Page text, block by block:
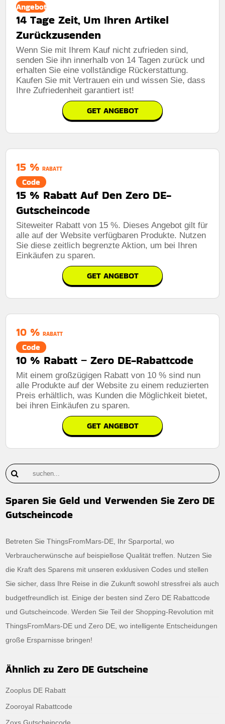
Angebot
14 Tage Zeit, Um Ihren Artikel
Zurückzusenden
Wenn Sie mit Ihrem Kauf nicht zufrieden sind,
senden Sie ihn innerhalb von 14 Tagen zurück und
erhalten Sie eine vollständige Rückerstattung.
Kaufen Sie mit Vertrauen ein und wissen Sie, dass
Ihre Zufriedenheit garantiert ist!
GET ANGEBOT
15 % RABATT
Code
15 % Rabatt Auf Den Zero DE-
Gutscheincode
Siteweiter Rabatt von 15 %. Dieses Angebot gilt für
alle auf der Website verfügbaren Produkte. Nutzen
Sie diese zeitlich begrenzte Aktion, um bei Ihren
Einkäufen zu sparen.
GET ANGEBOT
10 % RABATT
Code
10 % Rabatt – Zero DE-Rabattcode
Mit einem großzügigen Rabatt von 10 % sind nun
alle Produkte auf der Website zu einem reduzierten
Preis erhältlich, was Kunden die Möglichkeit bietet,
bei ihren Einkäufen zu sparen.
GET ANGEBOT
Sparen Sie Geld und Verwenden Sie Zero DE
Gutscheincode
Betreten Sie ThingsFromMars-DE, Ihr Sparportal, wo
Verbraucherwünsche auf beispiellose Qualität treffen. Nutzen Sie
die Kraft des Sparens mit unseren exklusiven Codes und stellen
Sie sicher, dass Ihre Reise in die Zukunft sowohl stressfrei als auch
budgetfreundlich ist. Einige der besten sind Zero DE Rabattcode
und Gutscheincode. Werden Sie Teil der Shopping-Revolution mit
ThingsFromMars-DE und Zero DE, wo intelligente Entscheidungen
große Ersparnisse bringen!
Ähnlich zu Zero DE Gutscheine
Zooplus DE Rabatt
Zooroyal Rabattcode
Zoxs Gutscheincode